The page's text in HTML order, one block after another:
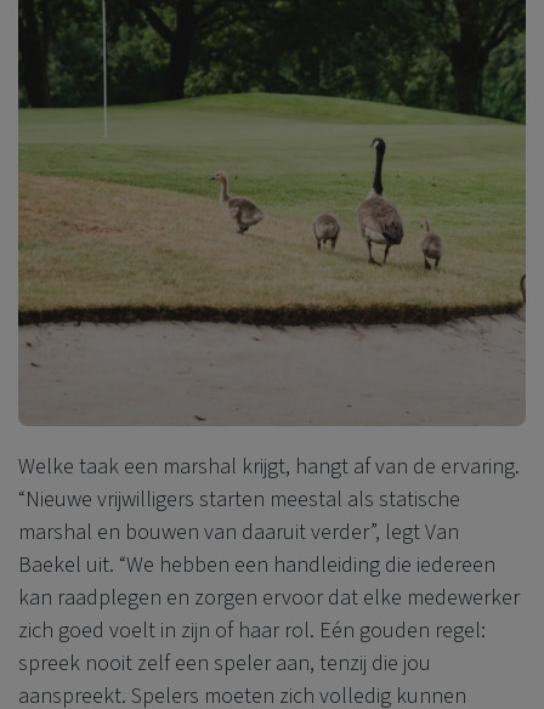
Welke taak een marshal krijgt, hangt af van de ervaring.
“Nieuwe vrijwilligers starten meestal als statische
marshal en bouwen van daaruit verder”, legt Van
Baekel uit. “We hebben een handleiding die iedereen
kan raadplegen en zorgen ervoor dat elke medewerker
zich goed voelt in zijn of haar rol. Eén gouden regel:
spreek nooit zelf een speler aan, tenzij die jou
aanspreekt. Spelers moeten zich volledig kunnen